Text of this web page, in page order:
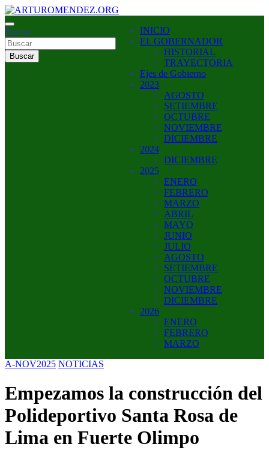
Saltar
al
contenido
ARTUROMENDEZ.ORG
ARTURO MENDEZ GOBERNADOR 2023
Buscar
Buscar
INICIO
EL GOBERNADOR
HISTORIAL
TRAYECTORIA
Ejes de Gobierno
2023
AGOSTO
SETIEMBRE
OCTUBRE
NOVIEMBRE
DICIEMBRE
2024
DICIEMBRE
2025
ENERO
FEBRERO
MARZO
ABRIL
MAYO
JUNIO
JULIO
AGOSTO
SETIEMBRE
OCTUBRE
NOVIEMBRE
DICIEMBRE
2026
ENERO
FEBRERO
MARZO
A-NOV2025 NOTICIAS
Empezamos la construcción del
Polideportivo Santa Rosa de
Lima en Fuerte Olimpo